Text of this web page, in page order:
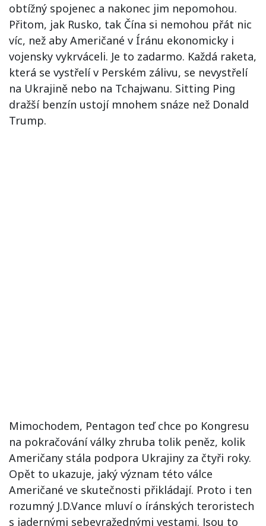
obtížný spojenec a nakonec jim nepomohou.
Přitom, jak Rusko, tak Čína si nemohou přát nic
víc, než aby Američané v Íránu ekonomicky i
vojensky vykrváceli. Je to zadarmo. Každá raketa,
která se vystřelí v Perském zálivu, se nevystřelí
na Ukrajině nebo na Tchajwanu. Sitting Ping
dražší benzín ustojí mnohem snáze než Donald
Trump.
Mimochodem, Pentagon teď chce po Kongresu
na pokračování války zhruba tolik peněz, kolik
Američany stála podpora Ukrajiny za čtyři roky.
Opět to ukazuje, jaký význam této válce
Američané ve skutečnosti přikládají. Proto i ten
rozumný J.D.Vance mluví o íránských teroristech
s jadernými sebevražednými vestami. Jsou to